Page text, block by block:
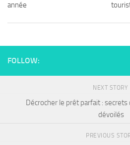
année
FOLLOW:
NEXT STORY
Décrocher le prêt parfait :
dévoilés
PREVIOUS